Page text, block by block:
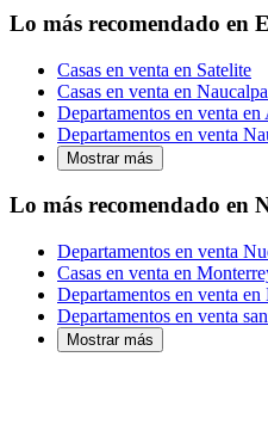
Lo más recomendado en
Casas en venta en Satelite
Casas en venta en
Departamentos en venta en
Departamentos en venta
Mostrar más
Lo más recomendado en
Departamentos en venta
Casas en venta en
Departamentos en venta
Departamentos en venta
Mostrar más